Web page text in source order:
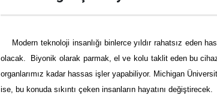
Modern teknoloji insanlığı binlerce yıldır rahatsız eden
olacak.
Biyonik olarak parmak, el ve kolu taklit eden bu
organlarımız kadar hassas işler yapabiliyor. Michigan
ise, bu konuda sıkıntı çeken insanların hayatını değiştirecek.